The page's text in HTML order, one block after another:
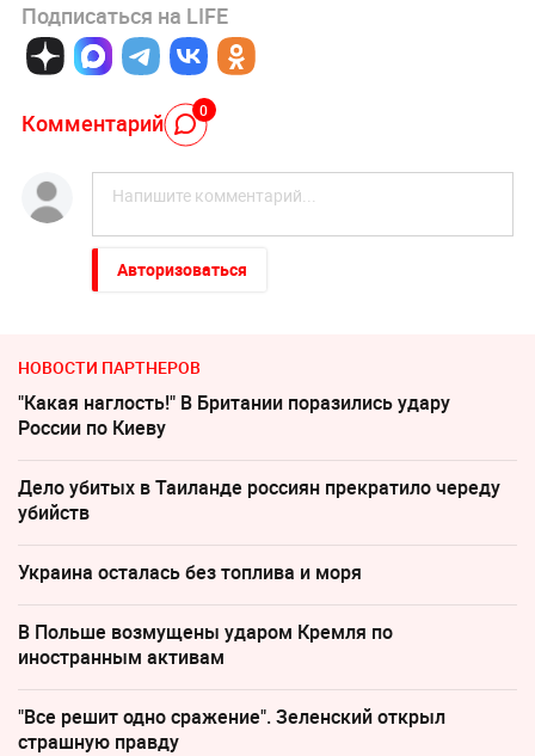
Подписаться на LIFE
Комментарий 0
Авторизоваться
НОВОСТИ ПАРТНЕРОВ
"Какая наглость!" В Британии поразились удару
России по Киеву
Дело убитых в Таиланде россиян прекратило череду
убийств
Украина осталась без топлива и моря
В Польше возмущены ударом Кремля по
иностранным активам
"Все решит одно сражение". Зеленский открыл
страшную правду